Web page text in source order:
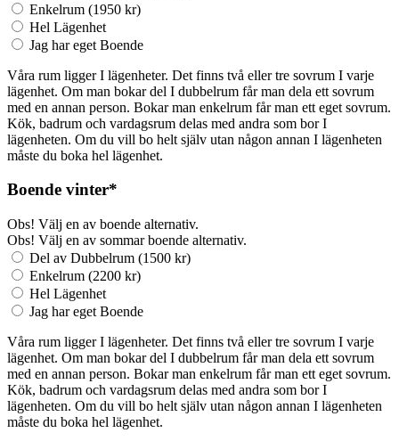
Enkelrum (1950 kr)
Hel Lägenhet
Jag har eget Boende
Våra rum ligger I lägenheter. Det finns två eller tre sovrum I varje
lägenhet. Om man bokar del I dubbelrum får man dela ett sovrum
med en annan person. Bokar man enkelrum får man ett eget sovrum.
Kök, badrum och vardagsrum delas med andra som bor I
lägenheten. Om du vill bo helt själv utan någon annan I lägenheten
måste du boka hel lägenhet.
Boende vinter*
Obs! Välj en av boende alternativ.
Obs! Välj en av sommar boende alternativ.
Del av Dubbelrum (1500 kr)
Enkelrum (2200 kr)
Hel Lägenhet
Jag har eget Boende
Våra rum ligger I lägenheter. Det finns två eller tre sovrum I varje
lägenhet. Om man bokar del I dubbelrum får man dela ett sovrum
med en annan person. Bokar man enkelrum får man ett eget sovrum.
Kök, badrum och vardagsrum delas med andra som bor I
lägenheten. Om du vill bo helt själv utan någon annan I lägenheten
måste du boka hel lägenhet.